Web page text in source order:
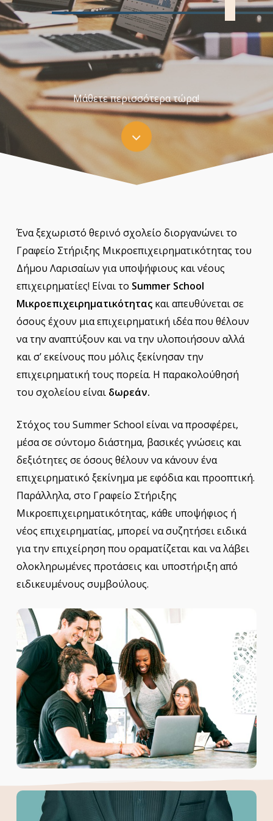
Μάθετε περισσότερα τώρα!
Navigate
to
next
section
Ένα ξεχωριστό θερινό σχολείο διοργανώνει το
Γραφείο Στήριξης Μικροεπιχειρηματικότητας του
Δήμου Λαρισαίων για υποψήφιους και νέους
επιχειρηματίες! Είναι το Summer School
Μικροεπιχειρηματικότητας και απευθύνεται σε
όσους έχουν μια επιχειρηματική ιδέα που θέλουν
να την αναπτύξουν και να την υλοποιήσουν αλλά
και σ’ εκείνους που μόλις ξεκίνησαν την
επιχειρηματική τους πορεία. Η παρακολούθησή
του σχολείου είναι δωρεάν.
Στόχος του Summer School είναι να προσφέρει,
μέσα σε σύντομο διάστημα, βασικές γνώσεις και
δεξιότητες σε όσους θέλουν να κάνουν ένα
επιχειρηματικό ξεκίνημα με εφόδια και προοπτική.
Παράλληλα, στο Γραφείο Στήριξης
Μικροεπιχειρηματικότητας, κάθε υποψήφιος ή
νέος επιχειρηματίας, μπορεί να συζητήσει ειδικά
για την επιχείρηση που οραματίζεται και να λάβει
ολοκληρωμένες προτάσεις και υποστήριξη από
ειδικευμένους συμβούλους.